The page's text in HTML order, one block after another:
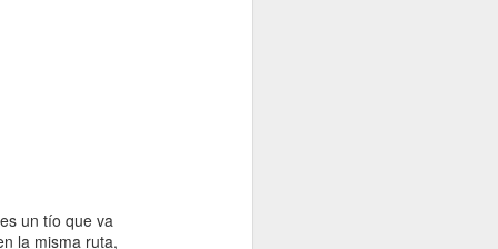
un tío que va
la misma ruta,